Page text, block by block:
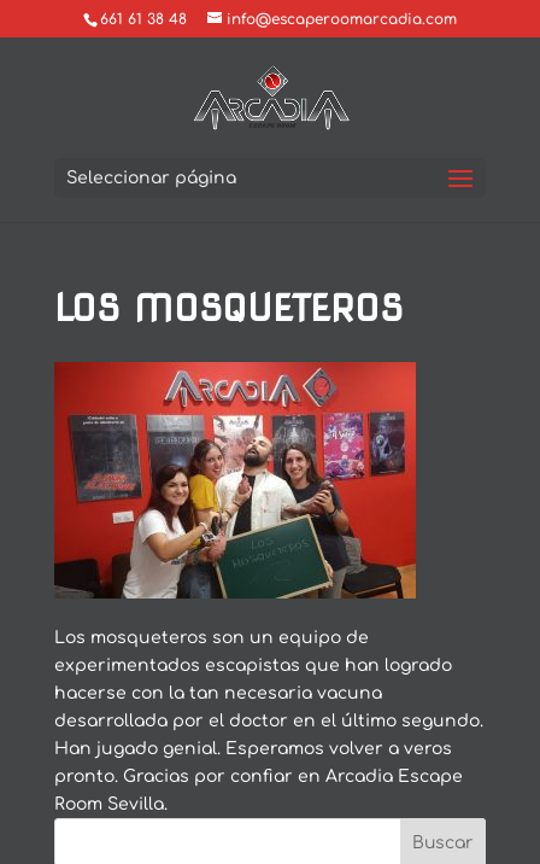
661 61 38 48 info@escaperoomarcadia.com
Seleccionar página
LOS MOSQUETEROS
Los mosqueteros son un equipo de
experimentados escapistas que han logrado
hacerse con la tan necesaria vacuna
desarrollada por el doctor en el último segundo.
Han jugado genial. Esperamos volver a veros
pronto. Gracias por confiar en Arcadia Escape
Room Sevilla.